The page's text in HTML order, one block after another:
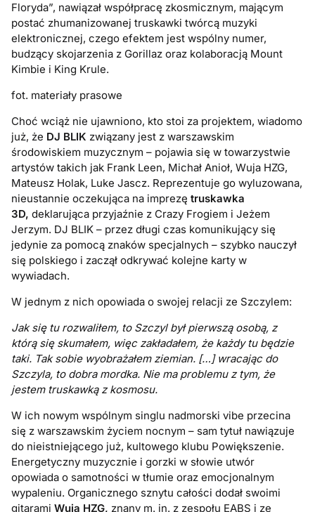
Floryda”, nawiązał współpracę zkosmicznym, mającym
postać zhumanizowanej truskawki twórcą muzyki
elektronicznej, czego efektem jest wspólny numer,
budzący skojarzenia z Gorillaz oraz kolaboracją Mount
Kimbie i King Krule.
fot. materiały prasowe
Choć wciąż nie ujawniono, kto stoi za projektem, wiadomo
już, że DJ BLIK związany jest z warszawskim
środowiskiem muzycznym – pojawia się w towarzystwie
artystów takich jak Frank Leen, Michał Anioł, Wuja HZG,
Mateusz Holak, Luke Jascz. Reprezentuje go wyluzowana,
nieustannie oczekująca na imprezę truskawka
3D, deklarująca przyjaźnie z Crazy Frogiem i Jeżem
Jerzym. DJ BLIK – przez długi czas komunikujący się
jedynie za pomocą znaków specjalnych – szybko nauczył
się polskiego i zaczął odkrywać kolejne karty w
wywiadach.
W jednym z nich opowiada o swojej relacji ze Szczylem:
Jak się tu rozwaliłem, to Szczyl był pierwszą osobą, z
którą się skumałem, więc zakładałem, że każdy tu będzie
taki. Tak sobie wyobrażałem ziemian. […] wracając do
Szczyla, to dobra mordka. Nie ma problemu z tym, że
jestem truskawką z kosmosu.
W ich nowym wspólnym singlu nadmorski vibe przecina
się z warszawskim życiem nocnym – sam tytuł nawiązuje
do nieistniejącego już, kultowego klubu Powiększenie.
Energetyczny muzycznie i gorzki w słowie utwór
opowiada o samotności w tłumie oraz emocjonalnym
wypaleniu. Organicznego sznytu całości dodał swoimi
gitaramiWuja HZG, znany m. in. z zespołu EABS i ze